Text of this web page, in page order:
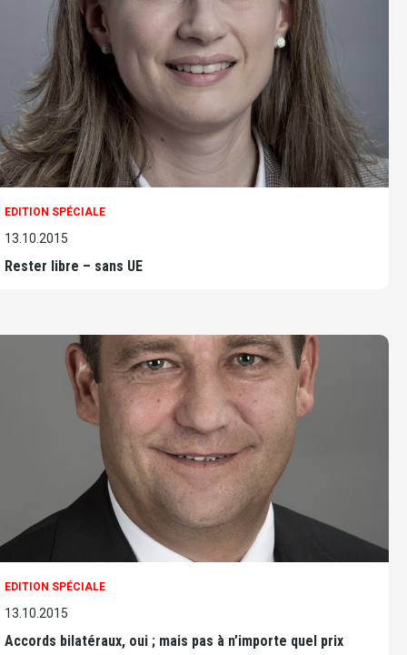
EDITION SPÉCIALE
13.10.2015
Rester libre – sans UE
EDITION SPÉCIALE
13.10.2015
Accords bilatéraux, oui ; mais pas à n’importe quel prix